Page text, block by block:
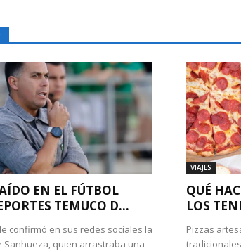
EN EL FÚTBOL
TEMUCO D...
confirmó en sus redes sociales la
Sanhueza, quien arrastraba una
VIAJES
QUÉ
LOS
Pizzas